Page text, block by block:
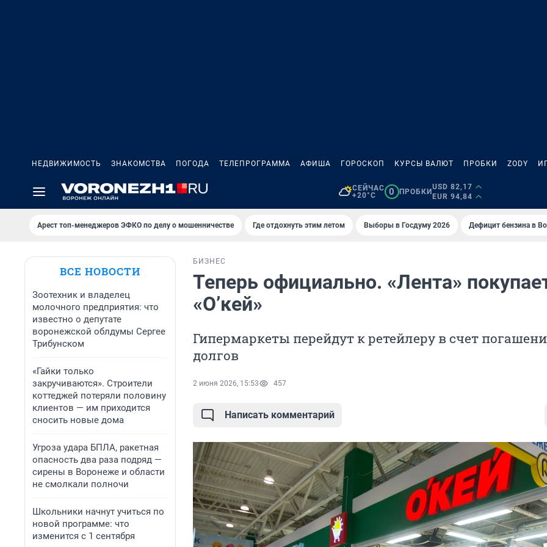
НЕДВИЖИМОСТЬ ЗНАКОМСТВА ПОГОДА ТЕЛЕПРОГРАММА АФИША ГОРОСКОП КУРСЫ ВАЛЮТ ПРОБКИ ZODY
СЕЙЧАС
+20°C
0 ПРОБКИ
USD 82,17
EUR 94,84
Арест топ-менеджеров ЭФКО по делу о мошенничестве Где отдохнуть этим летом Выборы в Госдуму 2026 Дефицит бензина в
ВСЕ НОВОСТИ
Зоотехник и владелец
молочного предприятия: что
известно о депутате
воронежской облдумы Сергее
Трибунском
«Гайки только
закручиваются». Строители
коттеджей потеряли половину
клиентов — им приходится
сносить новые дома
Угроза удара БПЛА, ракетная
опасность два раза подряд —
сирены в Воронеже и области
не смолкали полночи
Школьники начнут учиться по
новой программе: что
изменится с 1 сентября
БИЗНЕС
Теперь официально. «Лента»
«О’кей»
Гипермаркеты перейдут к ретейлеру в счет
долгов
2 июня 2026, 15:53 457
Написать комментарий